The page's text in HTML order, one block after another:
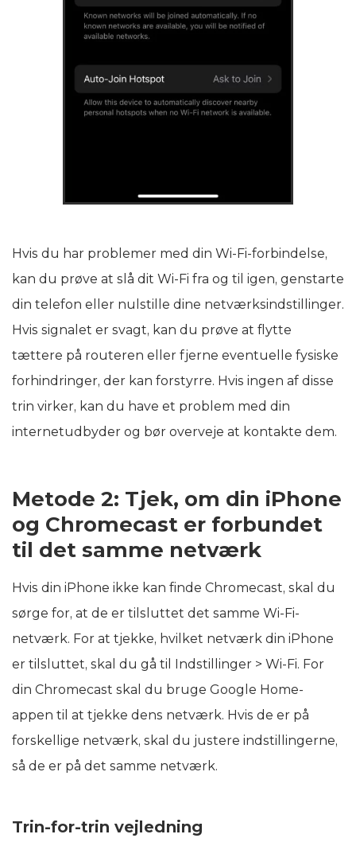
Hvis du har problemer med din Wi-Fi-forbindelse,
kan du prøve at slå dit Wi-Fi fra og til igen, genstarte
din telefon eller nulstille dine netværksindstillinger.
Hvis signalet er svagt, kan du prøve at flytte
tættere på routeren eller fjerne eventuelle fysiske
forhindringer, der kan forstyrre. Hvis ingen af disse
trin virker, kan du have et problem med din
internetudbyder og bør overveje at kontakte dem.
Metode 2: Tjek, om din iPhone
og Chromecast er forbundet
til det samme netværk
Hvis din iPhone ikke kan finde Chromecast, skal du
sørge for, at de er tilsluttet det samme Wi-Fi-
netværk. For at tjekke, hvilket netværk din iPhone
er tilsluttet, skal du gå til Indstillinger > Wi‑Fi. For
din Chromecast skal du bruge Google Home-
appen til at tjekke dens netværk. Hvis de er på
forskellige netværk, skal du justere indstillingerne,
så de er på det samme netværk.
Trin-for-trin vejledning